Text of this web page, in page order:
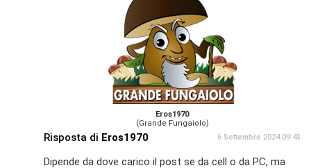
Eros1970
(Grande Fungaiolo)
Risposta di Eros1970 6 Settembre 2024 09:43
Dipende da dove carico il post se da cell o da PC, ma